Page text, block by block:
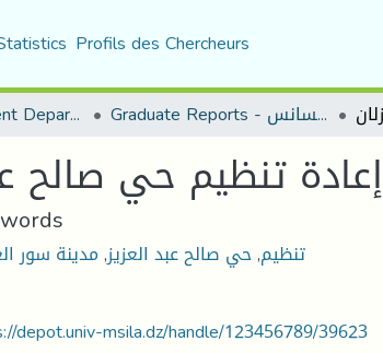
Profils des Chercheurs
Urban Management Department Graduate Reports - تقارير الليسانس
إعادة تنظيم حي صالح
تنظيم,حي صالح عبد العزيز,مدينة سور
depot.univ-msila.dz/handle/123456789/39623